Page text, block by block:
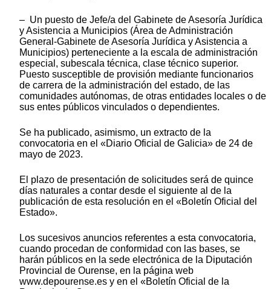
– Un puesto de Jefe/a del Gabinete de Asesoría Jurídica
y Asistencia a Municipios (Área de Administración
General-Gabinete de Asesoría Jurídica y Asistencia a
Municipios) perteneciente a la escala de administración
especial, subescala técnica, clase técnico superior.
Puesto susceptible de provisión mediante funcionarios
de carrera de la administración del estado, de las
comunidades autónomas, de otras entidades locales o de
sus entes públicos vinculados o dependientes.
Se ha publicado, asimismo, un extracto de la
convocatoria en el «Diario Oficial de Galicia» de 24 de
mayo de 2023.
El plazo de presentación de solicitudes será de quince
días naturales a contar desde el siguiente al de la
publicación de esta resolución en el «Boletín Oficial del
Estado».
Los sucesivos anuncios referentes a esta convocatoria,
cuando procedan de conformidad con las bases, se
harán públicos en la sede electrónica de la Diputación
Provincial de Ourense, en la página web
www.depourense.es y en el «Boletín Oficial de la